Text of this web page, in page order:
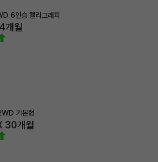
6인승 캘리그래피
개월
기본형
30개월